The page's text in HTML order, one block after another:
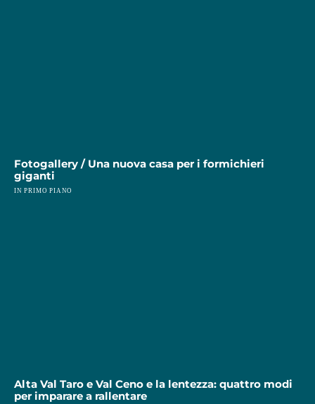
Fotogallery / Una nuova casa per i formichieri
giganti
IN PRIMO PIANO
Alta Val Taro e Val Ceno e la lentezza: quattro modi
per imparare a rallentare